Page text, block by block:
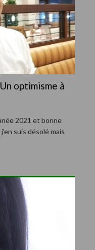
optimisme à
2021 et bonne
suis désolé mais